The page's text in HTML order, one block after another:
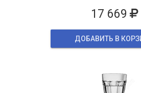
17 669
ДОБАВИТЬ В